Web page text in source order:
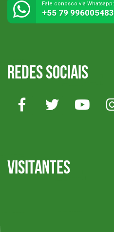
Fale conosco via Whatsapp:
+55 79 996005483
Redes Sociais
Visitantes